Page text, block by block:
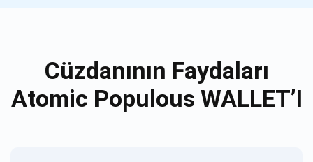
Cüzdanının Faydaları
Atomic Populous WALLET’I